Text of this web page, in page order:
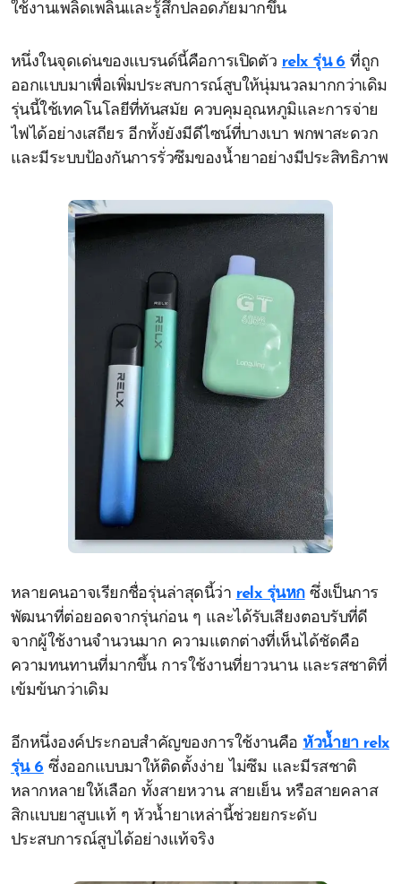
ใช้งานเพลิดเพลินและรู้สึกปลอดภัยมากขึ้น
หนึ่งในจุดเด่นของแบรนด์นี้คือการเปิดตัว relx รุ่น 6 ที่ถูก
ออกแบบมาเพื่อเพิ่มประสบการณ์สูบให้นุ่มนวลมากกว่าเดิม
รุ่นนี้ใช้เทคโนโลยีที่ทันสมัย ควบคุมอุณหภูมิและการจ่าย
ไฟได้อย่างเสถียร อีกทั้งยังมีดีไซน์ที่บางเบา พกพาสะดวก
และมีระบบป้องกันการรั่วซึมของน้ำยาอย่างมีประสิทธิภาพ
หลายคนอาจเรียกชื่อรุ่นล่าสุดนี้ว่า relx รุ่นหกซึ่งเป็นการ
พัฒนาที่ต่อยอดจากรุ่นก่อน ๆ และได้รับเสียงตอบรับที่ดี
จากผู้ใช้งานจำนวนมาก ความแตกต่างที่เห็นได้ชัดคือ
ความทนทานที่มากขึ้น การใช้งานที่ยาวนาน และรสชาติที่
เข้มข้นกว่าเดิม
อีกหนึ่งองค์ประกอบสำคัญของการใช้งานคือ หัวน้ำยา relx
รุ่น 6 ซึ่งออกแบบมาให้ติดตั้งง่าย ไม่ซึม และมีรสชาติ
หลากหลายให้เลือก ทั้งสายหวาน สายเย็น หรือสายคลาส
สิกแบบยาสูบแท้ ๆ หัวน้ำยาเหล่านี้ช่วยยกระดับ
ประสบการณ์สูบได้อย่างแท้จริง